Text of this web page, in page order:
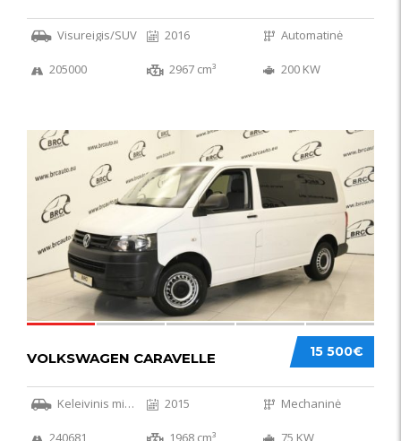
Visureigis/SUV 2016 Automatinė
205000 2967 cm³ 200 KW
36
15 500€
VOLKSWAGEN CARAVELLE
Keleivinis mikroautobusas 2015 Mechaninė
240681 1968 cm³ 75 KW